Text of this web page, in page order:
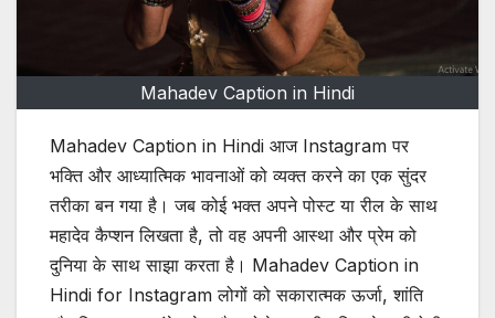
Mahadev Caption in Hindi
Mahadev Caption in Hindi आज Instagram पर
भक्ति और आध्यात्मिक भावनाओं को व्यक्त करने का एक सुंदर
तरीका बन गया है। जब कोई भक्त अपने पोस्ट या रील के साथ
महादेव कैप्शन लिखता है, तो वह अपनी आस्था और प्रेम को
दुनिया के साथ साझा करता है। Mahadev Caption in
Hindi for Instagram लोगों को सकारात्मक ऊर्जा, शांति